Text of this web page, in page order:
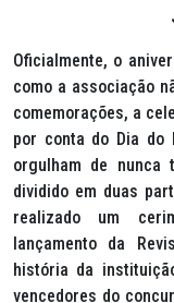
Oficialmente, o
como a associação
comemorações, a
por conta do Dia do
orgulham de nunca
dividido em duas
realizado um
lançamento da
história da
vencedores do